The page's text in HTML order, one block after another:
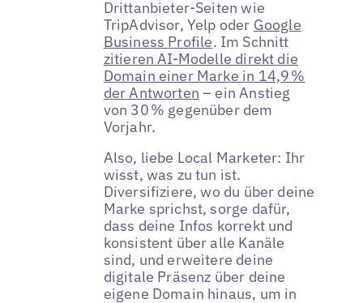
Drittanbieter-Seiten wie
TripAdvisor, Yelp oder Google
Business Profile. Im Schnitt
zitieren AI-Modelle direkt die
Domain einer Marke in 14,9 %
der Antworten – ein Anstieg
von 30 % gegenüber dem
Vorjahr.
Also, liebe Local Marketer: Ihr
wisst, was zu tun ist.
Diversifiziere, wo du über deine
Marke sprichst, sorge dafür,
dass deine Infos korrekt und
konsistent über alle Kanäle
sind, und erweitere deine
digitale Präsenz über deine
eigene Domain hinaus, um in